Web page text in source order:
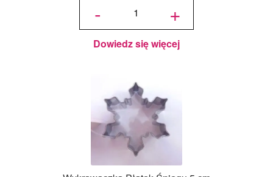
-
Śniegu
Zaokrąglony
6 cm +
Dowiedz się więcej